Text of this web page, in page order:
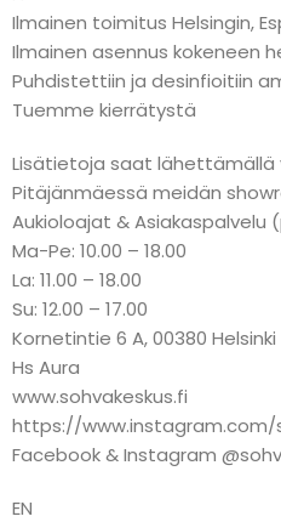
Ilmainen toimitus Helsingin,
Ilmainen asennus kokeneen
Puhdistettiin ja desinfioitiin
Tuemme kierrätystä
Lisätietoja saat lähettämällä
Pitäjänmäessä meidän
Aukioloajat & Asiakaspalvelu
Ma-Pe: 10.00 – 18.00
La: 11.00 – 18.00
Su: 12.00 – 17.00
Kornetintie 6 A, 00380
Hs Aura
www.sohvakeskus.fi
https://www.instagram.com/
Facebook & Instagram
EN